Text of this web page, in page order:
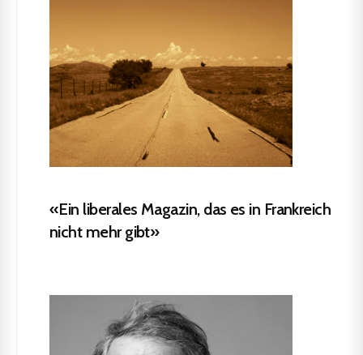
«Ein liberales Magazin, das es in Frankreich
nicht mehr gibt»